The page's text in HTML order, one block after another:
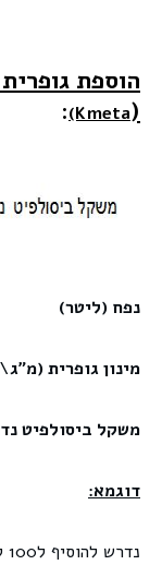
הוספת
(
(Kmeta
:
נפח (ליטר)
מינון גופרית
משקל ביסולפיט
דוגמא:
נדרש להוסיף ל100 ליטר תירוש 50 מ"ג\ליטר גופרית.